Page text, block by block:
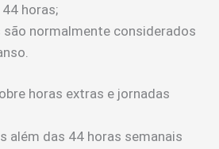
horas;
são normalmente considerados
horas extras e jornadas
além das 44 horas semanais